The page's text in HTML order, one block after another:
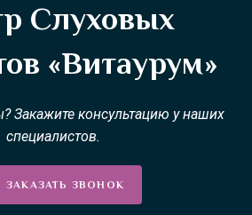
Слуховых
«Витаурум»
Закажите консультацию у наших
специалистов.
ЗАКАЗАТЬ ЗВОНОК